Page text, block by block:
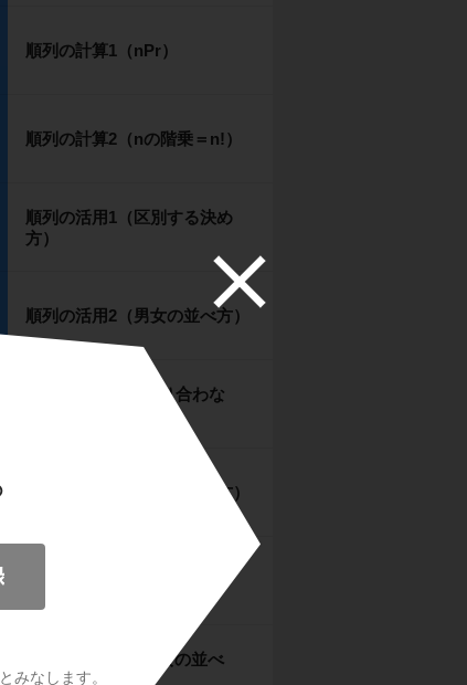
みなします。
順列の計算1（nPr）
順列の計算2（nの階乗＝n!）
順列の活用1（区別する決め
方）
順列の活用2（男女の並べ方）
順列の活用3（”隣り合わな
順列の活用4（整数の並べ方）
円順列の活用（男女の並べ
方）